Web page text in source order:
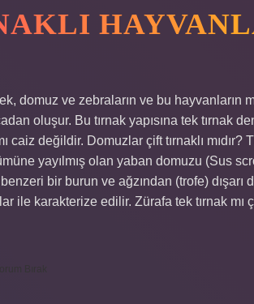
domuz ve zebraların ve bu hayvanların
oluşur. Bu tırnak yapısına tek tırnak
caiz değildir. Domuzlar çift tırnaklı
yayılmış olan yaban domuzu (Sus
bir burun ve ağzından (trofe)
ile karakterize edilir. Zürafa tek tırnak mı